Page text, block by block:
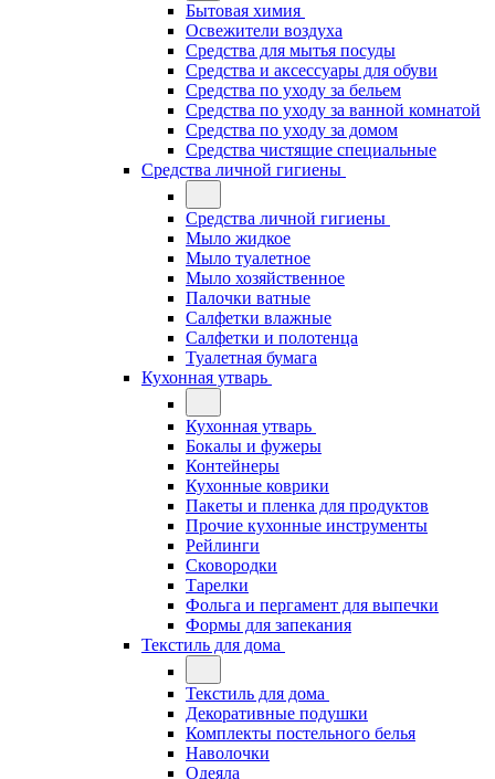
Бытовая химия
Освежители воздуха
Средства для мытья посуды
Средства и аксессуары для обуви
Средства по уходу за бельем
Средства по уходу за ванной комнатой
Средства по уходу за домом
Средства чистящие специальные
Средства личной гигиены
Средства личной гигиены
Мыло жидкое
Мыло туалетное
Мыло хозяйственное
Палочки ватные
Салфетки влажные
Салфетки и полотенца
Туалетная бумага
Кухонная утварь
Кухонная утварь
Бокалы и фужеры
Контейнеры
Кухонные коврики
Пакеты и пленка для продуктов
Прочие кухонные инструменты
Рейлинги
Сковородки
Тарелки
Фольга и пергамент для выпечки
Формы для запекания
Текстиль для дома
Текстиль для дома
Декоративные подушки
Комплекты постельного белья
Наволочки
Одеяла